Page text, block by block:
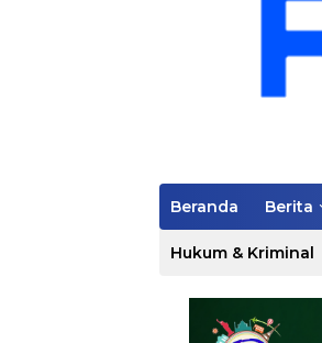
Beranda Berita
Hukum & Kriminal